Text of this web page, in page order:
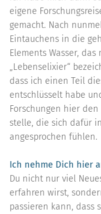
eigene
gemacht. Nach
Eintauchens in die
Elements Wasser,
„Lebenselixier“
dass ich einen Teil
entschlüsselt habe
Forschungen hier
stelle, die sich dafür
angesprochen fühlen.
Ich nehme Dich hier
Du nicht nur viel
erfahren wirst,
passieren kann, dass